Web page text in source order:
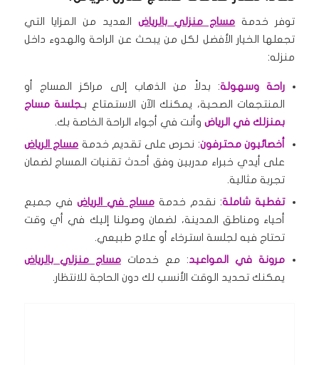
توفر خدمة مساج منزلي بالرياضالعديد من المزايا التي
تجعلها الخيار الأفضل لكل من يبحث عن الراحة والهدوء داخل
منزله:
راحة وسهولة: بدلاً من الذهاب إلى مراكز المساج أو
المنتجعات الصحية، يمكنك الآن الاستمتاع بـجلسة مساج
بمنزلك في الرياضوأنت في أجواء الراحة الخاصة بك.
أخصائيون محترفون: نحرص على تقديم خدمة مساج الرياض
على أيدي خبراء مدربين وفق أحدث تقنيات المساج لضمان
تجربة مثالية.
تغطية شاملة: نقدم خدمةمساج في الرياضفي جميع
أحياء ومناطق المدينة، لضمان وصولنا إليك في أي وقت
تحتاج فيه لجلسة استرخاء أو علاج طبيعي.
مرونة في المواعيد: مع خدماتمساج منزلي بالرياض
يمكنك تحديد الوقت الأنسب لك دون الحاجة للانتظار.